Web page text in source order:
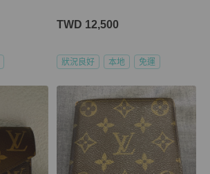
TWD 12,500
狀況良好 本地 免運